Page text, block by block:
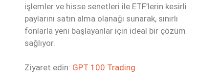
işlemler ve hisse senetleri ile ETF’lerin kesirli
paylarını satın alma olanağı sunarak, sınırlı
fonlarla yeni başlayanlar için ideal bir çözüm
sağlıyor.
Ziyaret edin: GPT 100 Trading